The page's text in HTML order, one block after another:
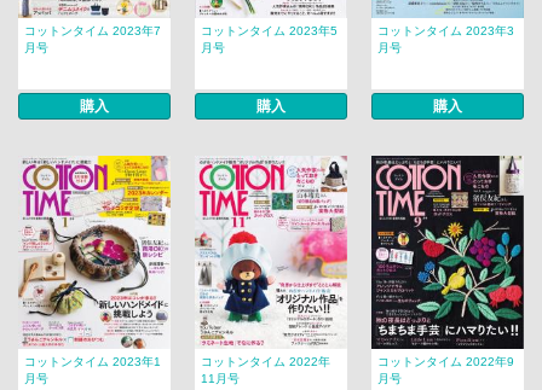
コットンタイム 2023年7
月号
購入
コットンタイム 2023年5
月号
購入
コットンタイム 2023年3
月号
購入
コットンタイム 2023年1
月号
コットンタイム 2022年
11月号
コットンタイム 2022年9
月号